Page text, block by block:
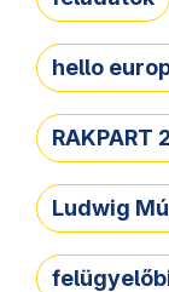
hello
RAKPART
Ludwig